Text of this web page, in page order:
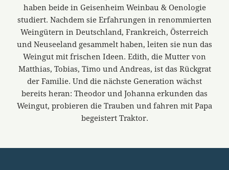
haben beide in Geisenheim Weinbau & Oenologie
studiert. Nachdem sie Erfahrungen in renommierten
Weingütern in Deutschland, Frankreich, Österreich
und Neuseeland gesammelt haben, leiten sie nun das
Weingut mit frischen Ideen. Edith, die Mutter von
Matthias, Tobias, Timo und Andreas, ist das Rückgrat
der Familie. Und die nächste Generation wächst
bereits heran: Theodor und Johanna erkunden das
Weingut, probieren die Trauben und fahren mit Papa
begeistert Traktor.